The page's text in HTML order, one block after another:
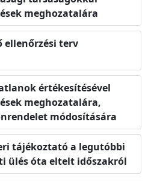
meghozatalára
ellenőrzési terv
értékesítésével
meghozatalára,
módosítására
tájékoztató a legutóbbi
ülés óta eltelt időszakról